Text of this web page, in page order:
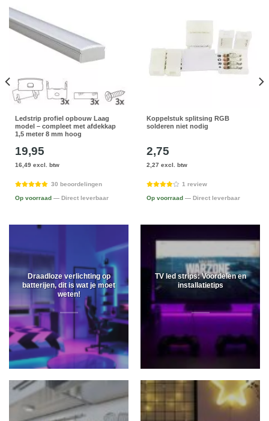
Ledstrip profiel opbouw Laag
model – compleet met afdekkap
1,5 meter 8 mm hoog
19,95
16,49 excl. btw
30 beoordelingen
Op voorraad — Direct leverbaar
Koppelstuk splitsing RGB
solderen niet nodig
2,75
2,27 excl. btw
1 review
Op voorraad — Direct leverbaar
Draadloze verlichting op
batterijen, dit is wat je moet
weten!
TV led strips: Voordelen en
installatietips